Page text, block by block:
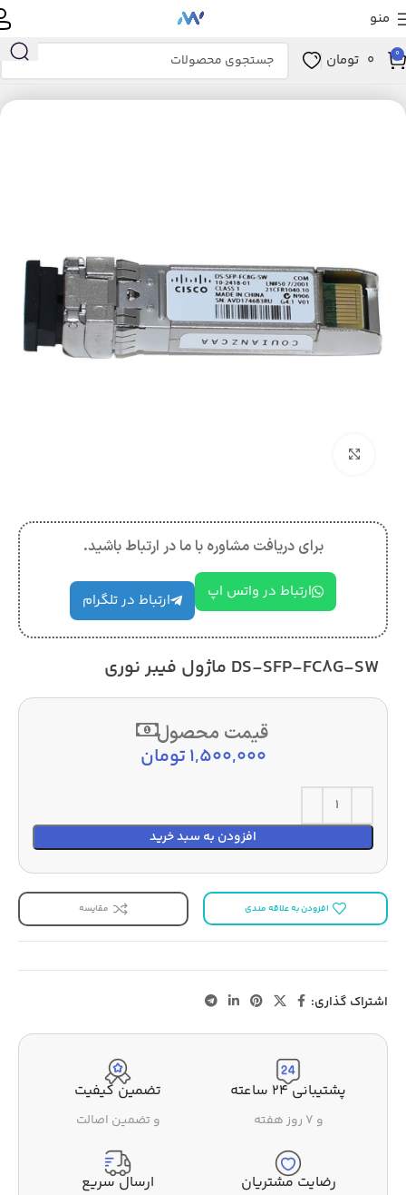
منو
0
0 تومان
خانه ترنسیور
برای دریافت مشاوره با ما در ارتباط باشید.
ارتباط در واتس اپ ارتباط در تلگرام
DS-SFP-FC8G-SW ماژول فیبر نوری
قیمت محصول
1,500,000تومان
افزودن به سبد خرید
افزودن به علاقه مندی مقایسه
اشتراک گذاری:
پشتیبانی ۲۴ ساعته
و ۷ روز هفته
تضمین کیفیت
و تضمین اصالت
رضایت مشتریان ارسال سریع